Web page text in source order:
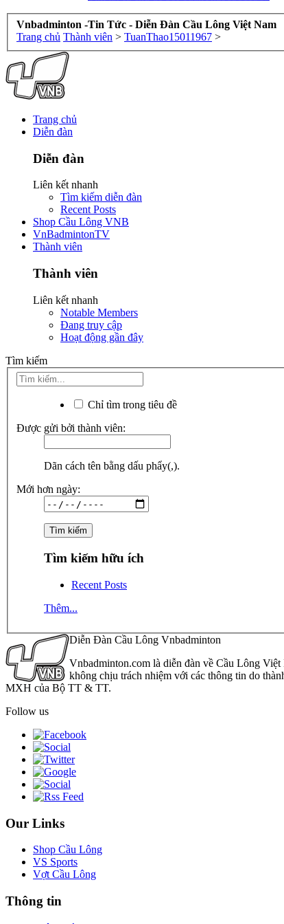
Vnbadminton -Tin Tức - Diễn Đàn Cầu Lông Việt Nam
Trang chủ Thành viên > TuanThao15011967 >
Trang chủ
Diễn đàn
Diễn đàn
Liên kết nhanh
Tìm kiếm diễn đàn
Recent Posts
Shop Cầu Lông VNB
VnBadmintonTV
Thành viên
Thành viên
Liên kết nhanh
Notable Members
Đang truy cập
Hoạt động gần đây
Tìm kiếm
Chỉ tìm trong tiêu đề
Được gửi bởi thành viên:
Dãn cách tên bằng dấu phẩy(,).
Mới hơn ngày:
Tìm kiếm hữu ích
Recent Posts
Thêm...
Diễn Đàn Cầu Lông Vnbadminton
Vnbadminton.com là diễn đàn về Cầu Lông
không chịu trách nhiệm với các thông tin do
MXH của Bộ TT & TT.
Follow us
Our Links
Shop Cầu Lông
VS Sports
Vợt Cầu Lông
Thông tin